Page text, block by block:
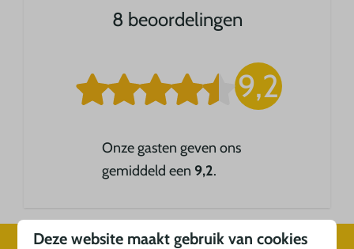
8 beoordelingen
9,2
Onze gasten geven ons
gemiddeld een 9,2.
Deze website maakt gebruik van cookies